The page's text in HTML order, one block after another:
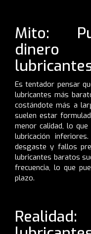
Mito:
Es tentador pensar
lubricantes más
costándote más a
suelen estar
menor calidad, lo
lubricación
desgaste y fallos
lubricantes baratos
frecuencia, lo que
plazo.